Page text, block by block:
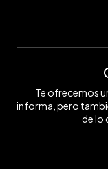
Te ofrecemos
informa, pero
de lo